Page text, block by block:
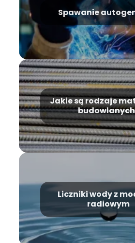
Spawanie
Jakie są rodzaje
Liczniki wody z
radiowym